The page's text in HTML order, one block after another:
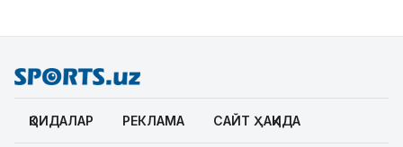
ҚОИДАЛАР РЕКЛАМА САЙТ ҲАҚИДА